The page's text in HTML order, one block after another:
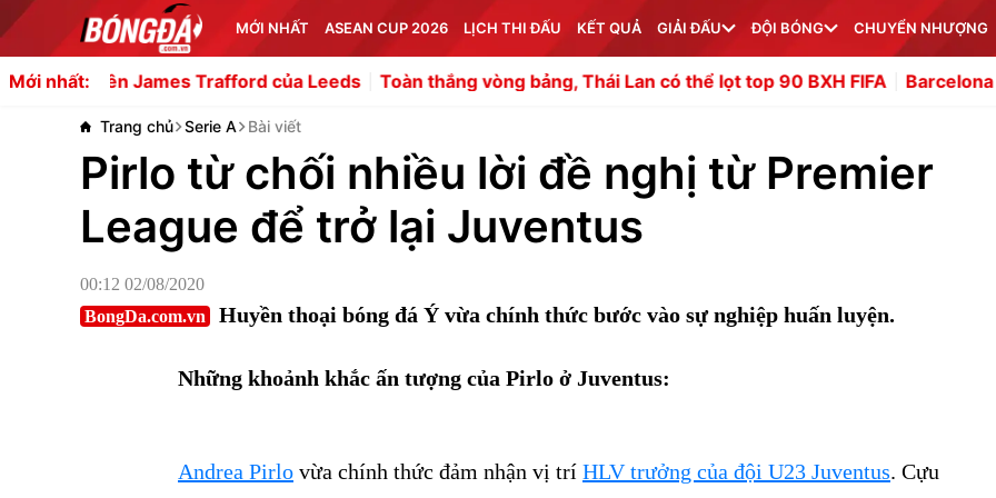
MỚI NHẤT ASEAN CUP 2026 LỊCH THI ĐẤU KẾT QUẢ GIẢI ĐẤU ĐỘI BÓNG CHUYỂN NHƯỢNG
Mới nhất:Trafford của Leeds Toàn thắng vòng bảng, Thái Lan có thể lọt top 90 BXH FIFA Barcelona chốt xong phí
Trang chủ Serie A Bài viết
Pirlo từ chối nhiều lời đề nghị từ Premier
League để trở lại Juventus
00:12 02/08/2020
BongDa.com.vn
Huyền thoại bóng đá Ý vừa chính thức bước vào sự nghiệp huấn luyện.
Những khoảnh khắc ấn tượng của Pirlo ở Juventus:
Andrea Pirlo vừa chính thức đảm nhận vị trí HLV trưởng của đội U23 Juventus. Cựu